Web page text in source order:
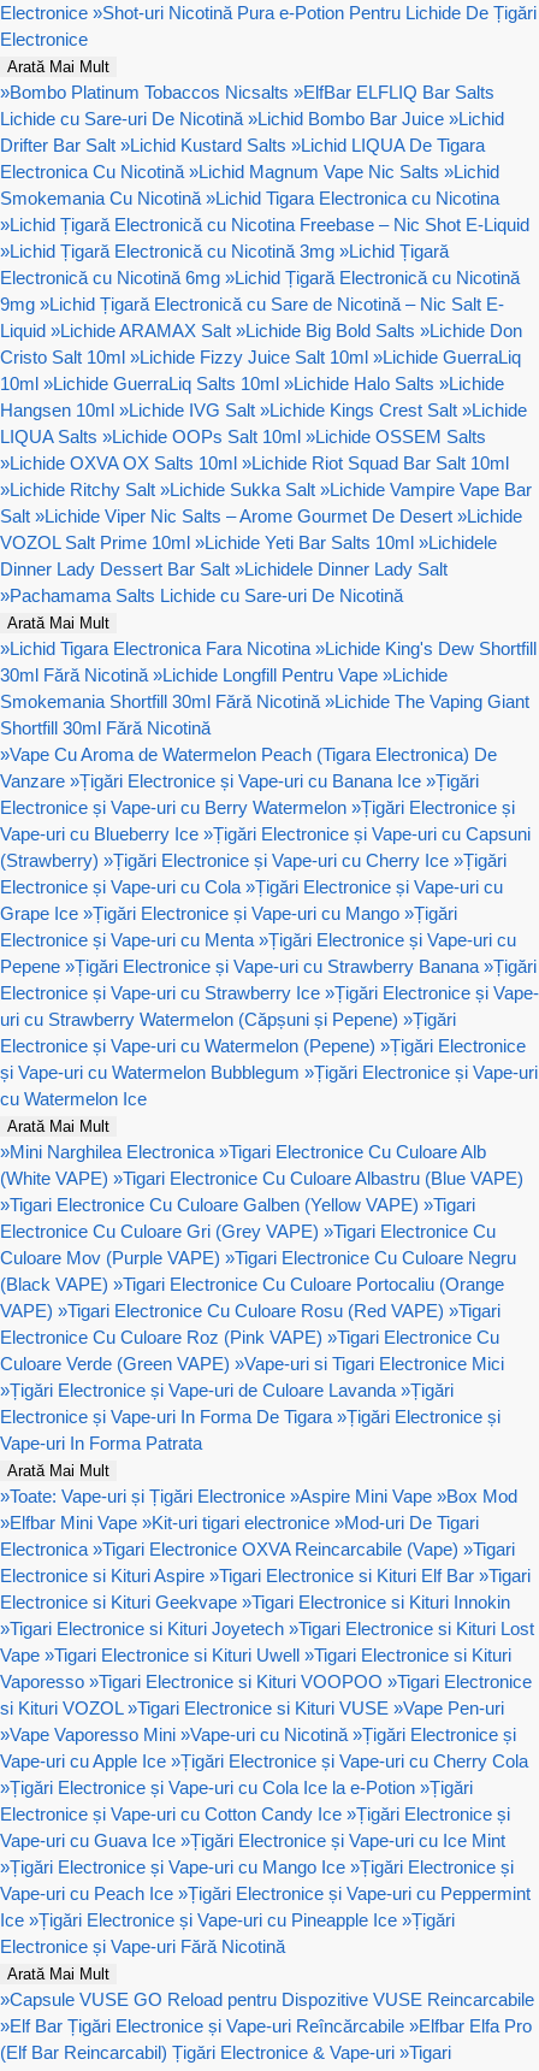
Electronice »Shot-uri Nicotină Pura e-Potion Pentru Lichide De Țigări
Electronice
Arată Mai Mult
»Bombo Platinum Tobaccos Nicsalts »ElfBar ELFLIQ Bar Salts
Lichide cu Sare-uri De Nicotină »Lichid Bombo Bar Juice »Lichid
Drifter Bar Salt »Lichid Kustard Salts »Lichid LIQUA De Tigara
Electronica Cu Nicotină »Lichid Magnum Vape Nic Salts »Lichid
Smokemania Cu Nicotină »Lichid Tigara Electronica cu Nicotina
»Lichid Țigară Electronică cu Nicotina Freebase – Nic Shot E-Liquid
»Lichid Țigară Electronică cu Nicotină 3mg »Lichid Țigară
Electronică cu Nicotină 6mg »Lichid Țigară Electronică cu Nicotină
9mg »Lichid Țigară Electronică cu Sare de Nicotină – Nic Salt E-
Liquid »Lichide ARAMAX Salt »Lichide Big Bold Salts »Lichide Don
Cristo Salt 10ml »Lichide Fizzy Juice Salt 10ml »Lichide GuerraLiq
10ml »Lichide GuerraLiq Salts 10ml »Lichide Halo Salts »Lichide
Hangsen 10ml »Lichide IVG Salt »Lichide Kings Crest Salt »Lichide
LIQUA Salts »Lichide OOPs Salt 10ml »Lichide OSSEM Salts
»Lichide OXVA OX Salts 10ml »Lichide Riot Squad Bar Salt 10ml
»Lichide Ritchy Salt »Lichide Sukka Salt »Lichide Vampire Vape Bar
Salt »Lichide Viper Nic Salts – Arome Gourmet De Desert »Lichide
VOZOL Salt Prime 10ml »Lichide Yeti Bar Salts 10ml »Lichidele
Dinner Lady Dessert Bar Salt »Lichidele Dinner Lady Salt
»Pachamama Salts Lichide cu Sare-uri De Nicotină
Arată Mai Mult
»Lichid Tigara Electronica Fara Nicotina »Lichide King's Dew Shortfill
30ml Fără Nicotină »Lichide Longfill Pentru Vape »Lichide
Smokemania Shortfill 30ml Fără Nicotină »Lichide The Vaping Giant
Shortfill 30ml Fără Nicotină
»Vape Cu Aroma de Watermelon Peach (Tigara Electronica) De
Vanzare »Țigări Electronice și Vape-uri cu Banana Ice »Țigări
Electronice și Vape-uri cu Berry Watermelon »Țigări Electronice și
Vape-uri cu Blueberry Ice »Țigări Electronice și Vape-uri cu Capsuni
(Strawberry) »Țigări Electronice și Vape-uri cu Cherry Ice »Țigări
Electronice și Vape-uri cu Cola »Țigări Electronice și Vape-uri cu
Grape Ice »Țigări Electronice și Vape-uri cu Mango »Țigări
Electronice și Vape-uri cu Menta »Țigări Electronice și Vape-uri cu
Pepene »Țigări Electronice și Vape-uri cu Strawberry Banana »Țigări
Electronice și Vape-uri cu Strawberry Ice »Țigări Electronice și Vape-
uri cu Strawberry Watermelon (Căpșuni și Pepene) »Țigări
Electronice și Vape-uri cu Watermelon (Pepene) »Țigări Electronice
și Vape-uri cu Watermelon Bubblegum »Țigări Electronice și Vape-uri
cu Watermelon Ice
Arată Mai Mult
»Mini Narghilea Electronica »Tigari Electronice Cu Culoare Alb
(White VAPE) »Tigari Electronice Cu Culoare Albastru (Blue VAPE)
»Tigari Electronice Cu Culoare Galben (Yellow VAPE) »Tigari
Electronice Cu Culoare Gri (Grey VAPE) »Tigari Electronice Cu
Culoare Mov (Purple VAPE) »Tigari Electronice Cu Culoare Negru
(Black VAPE) »Tigari Electronice Cu Culoare Portocaliu (Orange
VAPE) »Tigari Electronice Cu Culoare Rosu (Red VAPE) »Tigari
Electronice Cu Culoare Roz (Pink VAPE) »Tigari Electronice Cu
Culoare Verde (Green VAPE) »Vape-uri si Tigari Electronice Mici
»Țigări Electronice și Vape-uri de Culoare Lavanda »Țigări
Electronice și Vape-uri In Forma De Tigara »Țigări Electronice și
Vape-uri In Forma Patrata
Arată Mai Mult
»Toate: Vape-uri și Țigări Electronice »Aspire Mini Vape »Box Mod
»Elfbar Mini Vape »Kit-uri tigari electronice »Mod-uri De Tigari
Electronica »Tigari Electronice OXVA Reincarcabile (Vape) »Tigari
Electronice si Kituri Aspire »Tigari Electronice si Kituri Elf Bar »Tigari
Electronice si Kituri Geekvape »Tigari Electronice si Kituri Innokin
»Tigari Electronice si Kituri Joyetech »Tigari Electronice si Kituri Lost
Vape »Tigari Electronice si Kituri Uwell »Tigari Electronice si Kituri
Vaporesso »Tigari Electronice si Kituri VOOPOO »Tigari Electronice
si Kituri VOZOL »Tigari Electronice si Kituri VUSE »Vape Pen-uri
»Vape Vaporesso Mini »Vape-uri cu Nicotină »Țigări Electronice și
Vape-uri cu Apple Ice »Țigări Electronice și Vape-uri cu Cherry Cola
»Țigări Electronice și Vape-uri cu Cola Ice la e-Potion »Țigări
Electronice și Vape-uri cu Cotton Candy Ice »Țigări Electronice și
Vape-uri cu Guava Ice »Țigări Electronice și Vape-uri cu Ice Mint
»Țigări Electronice și Vape-uri cu Mango Ice »Țigări Electronice și
Vape-uri cu Peach Ice »Țigări Electronice și Vape-uri cu Peppermint
Ice »Țigări Electronice și Vape-uri cu Pineapple Ice »Țigări
Electronice și Vape-uri Fără Nicotină
Arată Mai Mult
»Capsule VUSE GO Reload pentru Dispozitive VUSE Reincarcabile
»Elf Bar Țigări Electronice și Vape-uri Reîncărcabile »Elfbar Elfa Pro
(Elf Bar Reincarcabil) Țigări Electronice & Vape-uri »Tigari